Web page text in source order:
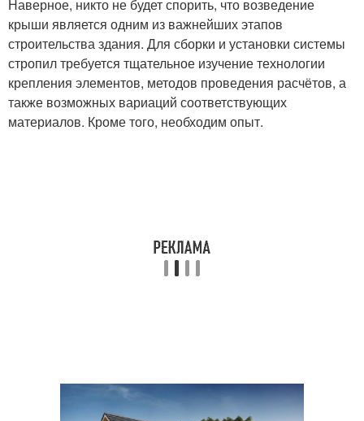
Наверное, никто не будет спорить, что возведение
крыши является одним из важнейших этапов
строительства здания. Для сборки и установки системы
стропил требуется тщательное изучение технологии
крепления элементов, методов проведения расчётов, а
также возможных вариаций соответствующих
материалов. Кроме того, необходим опыт.